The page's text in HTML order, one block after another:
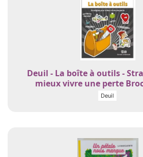
Deuil - La boîte à outils -
mieux vivre une perte
Deuil